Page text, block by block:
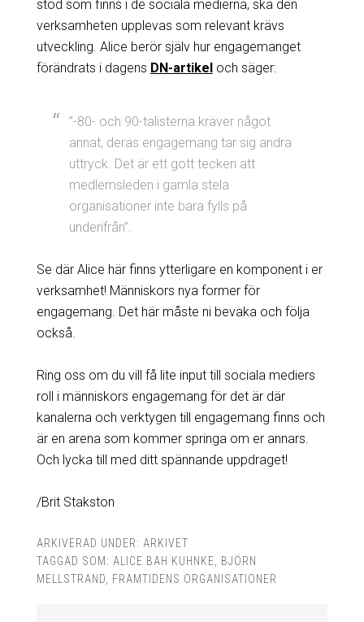
stöd som finns i de sociala medierna, ska den
verksamheten upplevas som relevant krävs
utveckling. Alice berör själv hur engagemanget
förändrats i dagens DN-artikeloch säger:
”-80- och 90-talisterna kräver något
annat, deras engagemang tar sig andra
uttryck. Det är ett gott tecken att
medlemsleden i gamla stela
organisationer inte bara fylls på
underifrån”.
Se där Alice här finns ytterligare en komponent i er
verksamhet! Människors nya former för
engagemang. Det här måste ni bevaka och följa
också.
Ring oss om du vill få lite input till sociala mediers
roll i människors engagemang för det är där
kanalerna och verktygen till engagemang finns och
är en arena som kommer springa om er annars.
Och lycka till med ditt spännande uppdraget!
/Brit Stakston
ARKIVERAD UNDER: ARKIVET
TAGGAD SOM: ALICE BAH KUHNKE
BJÖRN
MELLSTRAND
FRAMTIDENS ORGANISATIONER